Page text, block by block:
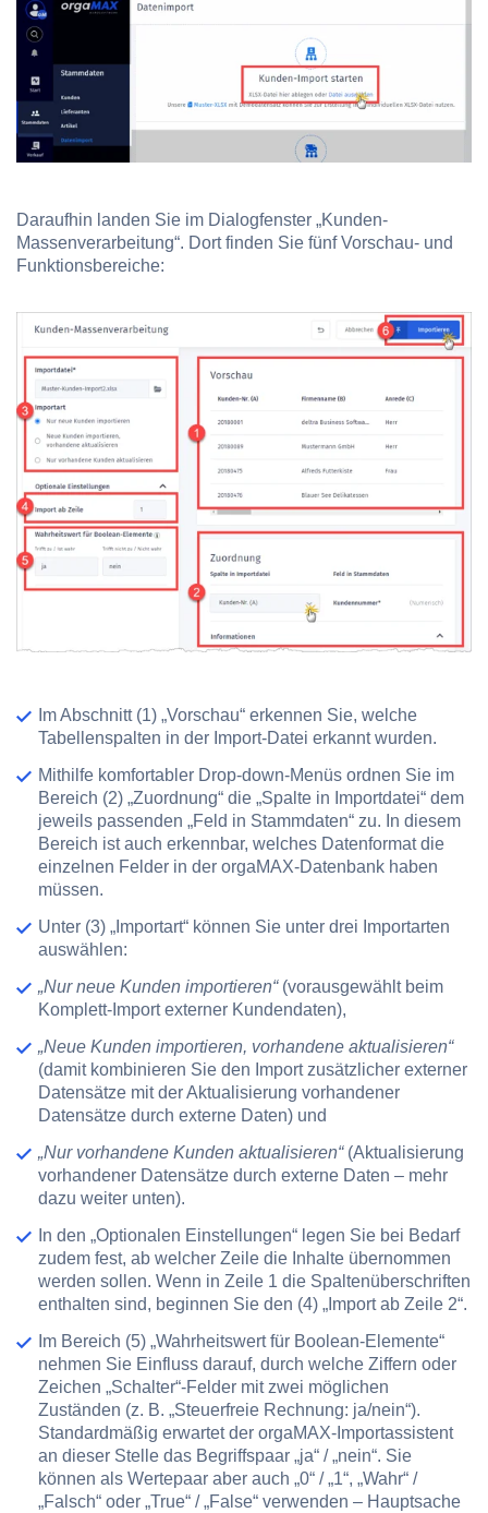
Daraufhin landen Sie im Dialogfenster „Kunden-
Massenverarbeitung“. Dort finden Sie fünf Vorschau- und
Funktionsbereiche:
Im Abschnitt (1) „Vorschau“ erkennen Sie, welche
Tabellenspalten in der Import-Datei erkannt wurden.
Mithilfe komfortabler Drop-down-Menüs ordnen Sie im
Bereich (2) „Zuordnung“ die „Spalte in Importdatei“ dem
jeweils passenden „Feld in Stammdaten“ zu. In diesem
Bereich ist auch erkennbar, welches Datenformat die
einzelnen Felder in der orgaMAX-Datenbank haben
müssen.
Unter (3) „Importart“ können Sie unter drei Importarten
auswählen:
„Nur neue Kunden importieren“(vorausgewählt beim
Komplett-Import externer Kundendaten),
„Neue Kunden importieren, vorhandene aktualisieren“
(damit kombinieren Sie den Import zusätzlicher externer
Datensätze mit der Aktualisierung vorhandener
Datensätze durch externe Daten) und
„Nur vorhandene Kunden aktualisieren“(Aktualisierung
vorhandener Datensätze durch externe Daten – mehr
dazu weiter unten).
In den „Optionalen Einstellungen“ legen Sie bei Bedarf
zudem fest, ab welcher Zeile die Inhalte übernommen
werden sollen. Wenn in Zeile 1 die Spaltenüberschriften
enthalten sind, beginnen Sie den (4) „Import ab Zeile 2“.
Im Bereich (5) „Wahrheitswert für Boolean-Elemente“
nehmen Sie Einfluss darauf, durch welche Ziffern oder
Zeichen „Schalter“-Felder mit zwei möglichen
Zuständen (z. B. „Steuerfreie Rechnung: ja/nein“).
Standardmäßig erwartet der orgaMAX-Importassistent
an dieser Stelle das Begriffspaar „ja“ / „nein“. Sie
können als Wertepaar aber auch „0“ / „1“, „Wahr“ /
„Falsch“ oder „True“ / „False“ verwenden – Hauptsache